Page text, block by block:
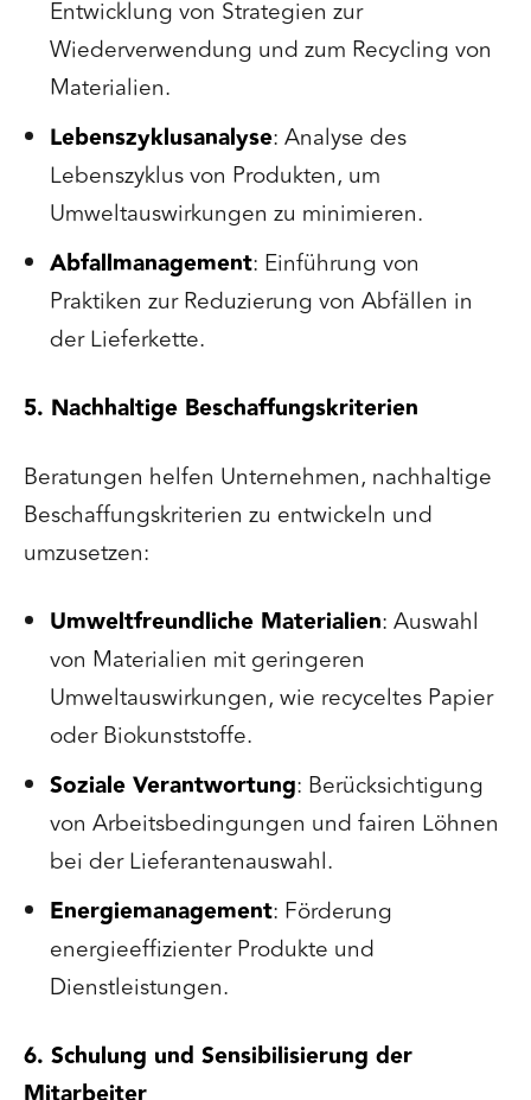
Entwicklung von Strategien zur
Wiederverwendung und zum Recycling von
Materialien.
Lebenszyklusanalyse: Analyse des
Lebenszyklus von Produkten, um
Umweltauswirkungen zu minimieren.
Abfallmanagement: Einführung von
Praktiken zur Reduzierung von Abfällen in
der Lieferkette.
5. Nachhaltige Beschaffungskriterien
Beratungen helfen Unternehmen, nachhaltige
Beschaffungskriterien zu entwickeln und
umzusetzen:
Umweltfreundliche Materialien: Auswahl
von Materialien mit geringeren
Umweltauswirkungen, wie recyceltes Papier
oder Biokunststoffe.
Soziale Verantwortung: Berücksichtigung
von Arbeitsbedingungen und fairen Löhnen
bei der Lieferantenauswahl.
Energiemanagement: Förderung
energieeffizienter Produkte und
Dienstleistungen.
6. Schulung und Sensibilisierung der